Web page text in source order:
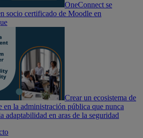
OneConnect se
socio certificado de Moodle en
Crear un ecosistema de
en la administración pública que nunca
adaptabilidad en aras de la seguridad